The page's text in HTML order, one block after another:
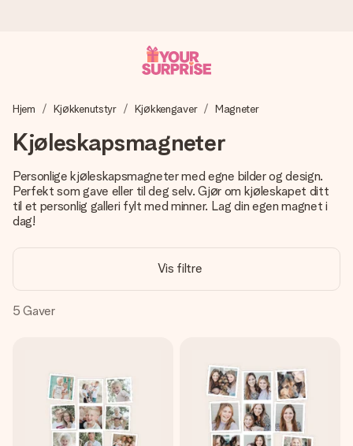
Vi lager dine gaver med omtanke og sender den avgårde så
aller mest.
4,5 (basert på +15 000 anmeldelser)
Reviews.
Gratis kort med hilsen
hjertet. Ikke noe tull, bare masse kjærlighet i øyeblikket.
Hjem Kjøkkenutstyr Kjøkkengaver Magneter
Kjøleskapsmagneter
Personlige kjøleskapsmagneter med egne bilder og design.
Perfekt som gave eller til deg selv. Gjør om kjøleskapet ditt
til et personlig galleri fylt med minner. Lag din egen magnet i
dag!
Vis filtre
5 Gaver